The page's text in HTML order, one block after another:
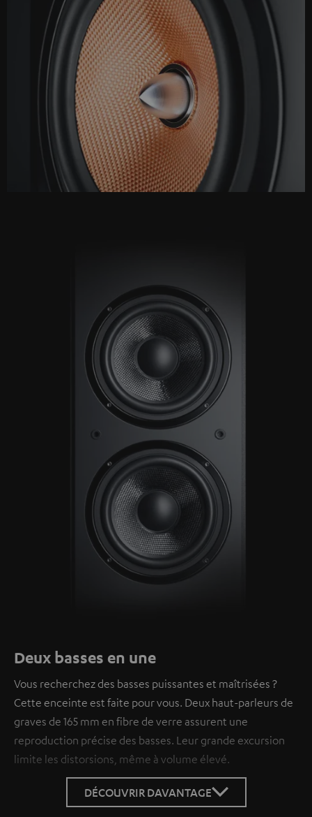
Deux basses en une
Vous recherchez des basses puissantes et maîtrisées ?
Cette enceinte est faite pour vous. Deux haut-parleurs de
graves de 165 mm en fibre de verre assurent une
reproduction précise des basses. Leur grande excursion
limite les distorsions, même à volume élevé.
DÉCOUVRIR DAVANTAGE